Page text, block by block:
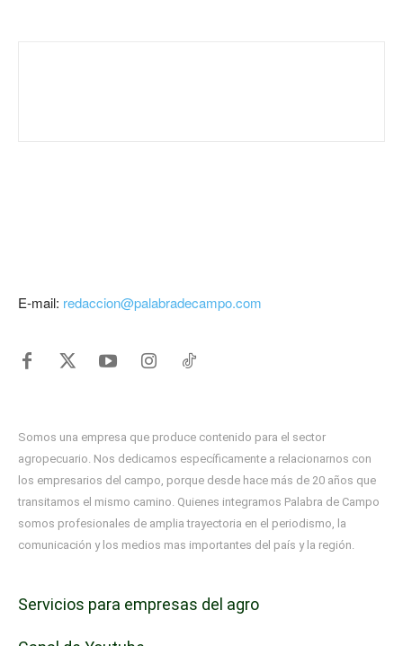
E-mail: redaccion@palabradecampo.com
Somos una empresa que produce contenido para el sector
agropecuario. Nos dedicamos específicamente a relacionarnos con
los empresarios del campo, porque desde hace más de 20 años que
transitamos el mismo camino. Quienes integramos Palabra de Campo
somos profesionales de amplia trayectoria en el periodismo, la
comunicación y los medios mas importantes del país y la región.
Servicios para empresas del agro